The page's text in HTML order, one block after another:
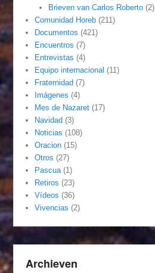
Brieven van Carlos Roberto(2)
Comunidad Horeb (211)
Documentos (421)
Encuentros (7)
Entrevistas (4)
Equipo internacional (11)
Fraternidad (7)
Imágenes (4)
Mes de Nazaret (17)
Navidad (3)
Noticias (108)
Oracion (15)
Otros (27)
Pascua (1)
Retiros (23)
Vídeos (36)
Vivencias (2)
Archieven